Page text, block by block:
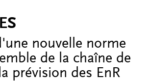
nouvelle norme
de la chaîne de
prévision des EnR